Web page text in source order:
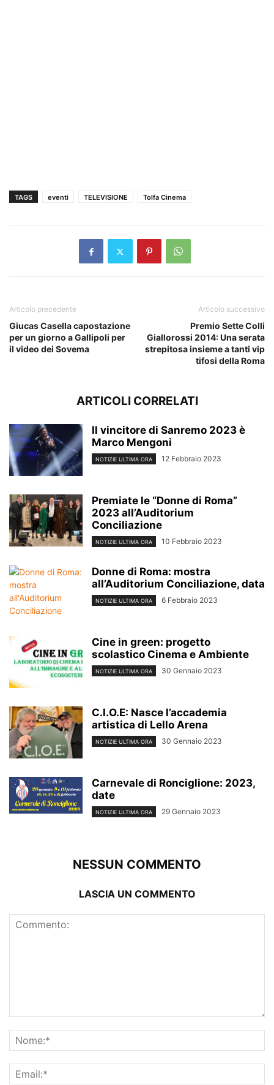
TAGS eventi TELEVISIONE Tolfa Cinema
Articolo precedente
Giucas Casella capostazione
per un giorno a Gallipoli per
il video dei Sovema
Articolo successivo
Premio Sette Colli
Giallorossi 2014: Una serata
strepitosa insieme a tanti vip
tifosi della Roma
ARTICOLI CORRELATI
Il vincitore di Sanremo 2023 è
Marco Mengoni
NOTIZIE ULTIMA ORA 12 Febbraio 2023
Premiate le “Donne di Roma”
2023 all’Auditorium
Conciliazione
NOTIZIE ULTIMA ORA 10 Febbraio 2023
Donne di Roma: mostra
all’Auditorium Conciliazione, data
NOTIZIE ULTIMA ORA 6 Febbraio 2023
Cine in green: progetto
scolastico Cinema e Ambiente
NOTIZIE ULTIMA ORA 30 Gennaio 2023
C.I.O.E: Nasce l’accademia
artistica di Lello Arena
NOTIZIE ULTIMA ORA 30 Gennaio 2023
Carnevale di Ronciglione: 2023,
date
NOTIZIE ULTIMA ORA 29 Gennaio 2023
NESSUN COMMENTO
LASCIA UN COMMENTO